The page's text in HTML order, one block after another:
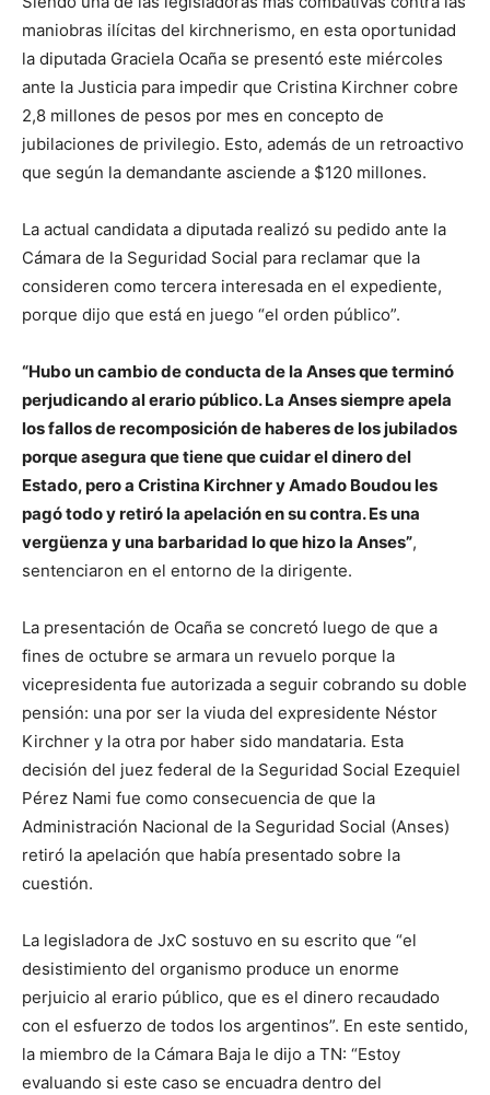
maniobras ilícitas del kirchnerismo, en esta oportunidad
la diputada Graciela Ocaña se presentó este miércoles
ante la Justicia para impedir que Cristina Kirchner cobre
2,8 millones de pesos por mes en concepto de
jubilaciones de privilegio. Esto, además de un retroactivo
que según la demandante asciende a $120 millones.
La actual candidata a diputada realizó su pedido ante la
Cámara de la Seguridad Social para reclamar que la
consideren como tercera interesada en el expediente,
porque dijo que está en juego “el orden público”.
“Hubo un cambio de conducta de la Anses que terminó
perjudicando al erario público. La Anses siempre apela
los fallos de recomposición de haberes de los jubilados
porque asegura que tiene que cuidar el dinero del
Estado, pero a Cristina Kirchner y Amado Boudou les
pagó todo y retiró la apelación en su contra. Es una
vergüenza y una barbaridad lo que hizo la Anses”,
sentenciaron en el entorno de la dirigente.
La presentación de Ocaña se concretó luego de que a
fines de octubre se armara un revuelo porque la
vicepresidenta fue autorizada a seguir cobrando su doble
pensión: una por ser la viuda del expresidente Néstor
Kirchner y la otra por haber sido mandataria. Esta
decisión del juez federal de la Seguridad Social Ezequiel
Pérez Nami fue como consecuencia de que la
Administración Nacional de la Seguridad Social (Anses)
retiró la apelación que había presentado sobre la
cuestión.
La legisladora de JxC sostuvo en su escrito que “el
desistimiento del organismo produce un enorme
perjuicio al erario público, que es el dinero recaudado
con el esfuerzo de todos los argentinos”. En este sentido,
la miembro de la Cámara Baja le dijo a TN: “Estoy
evaluando si este caso se encuadra dentro del